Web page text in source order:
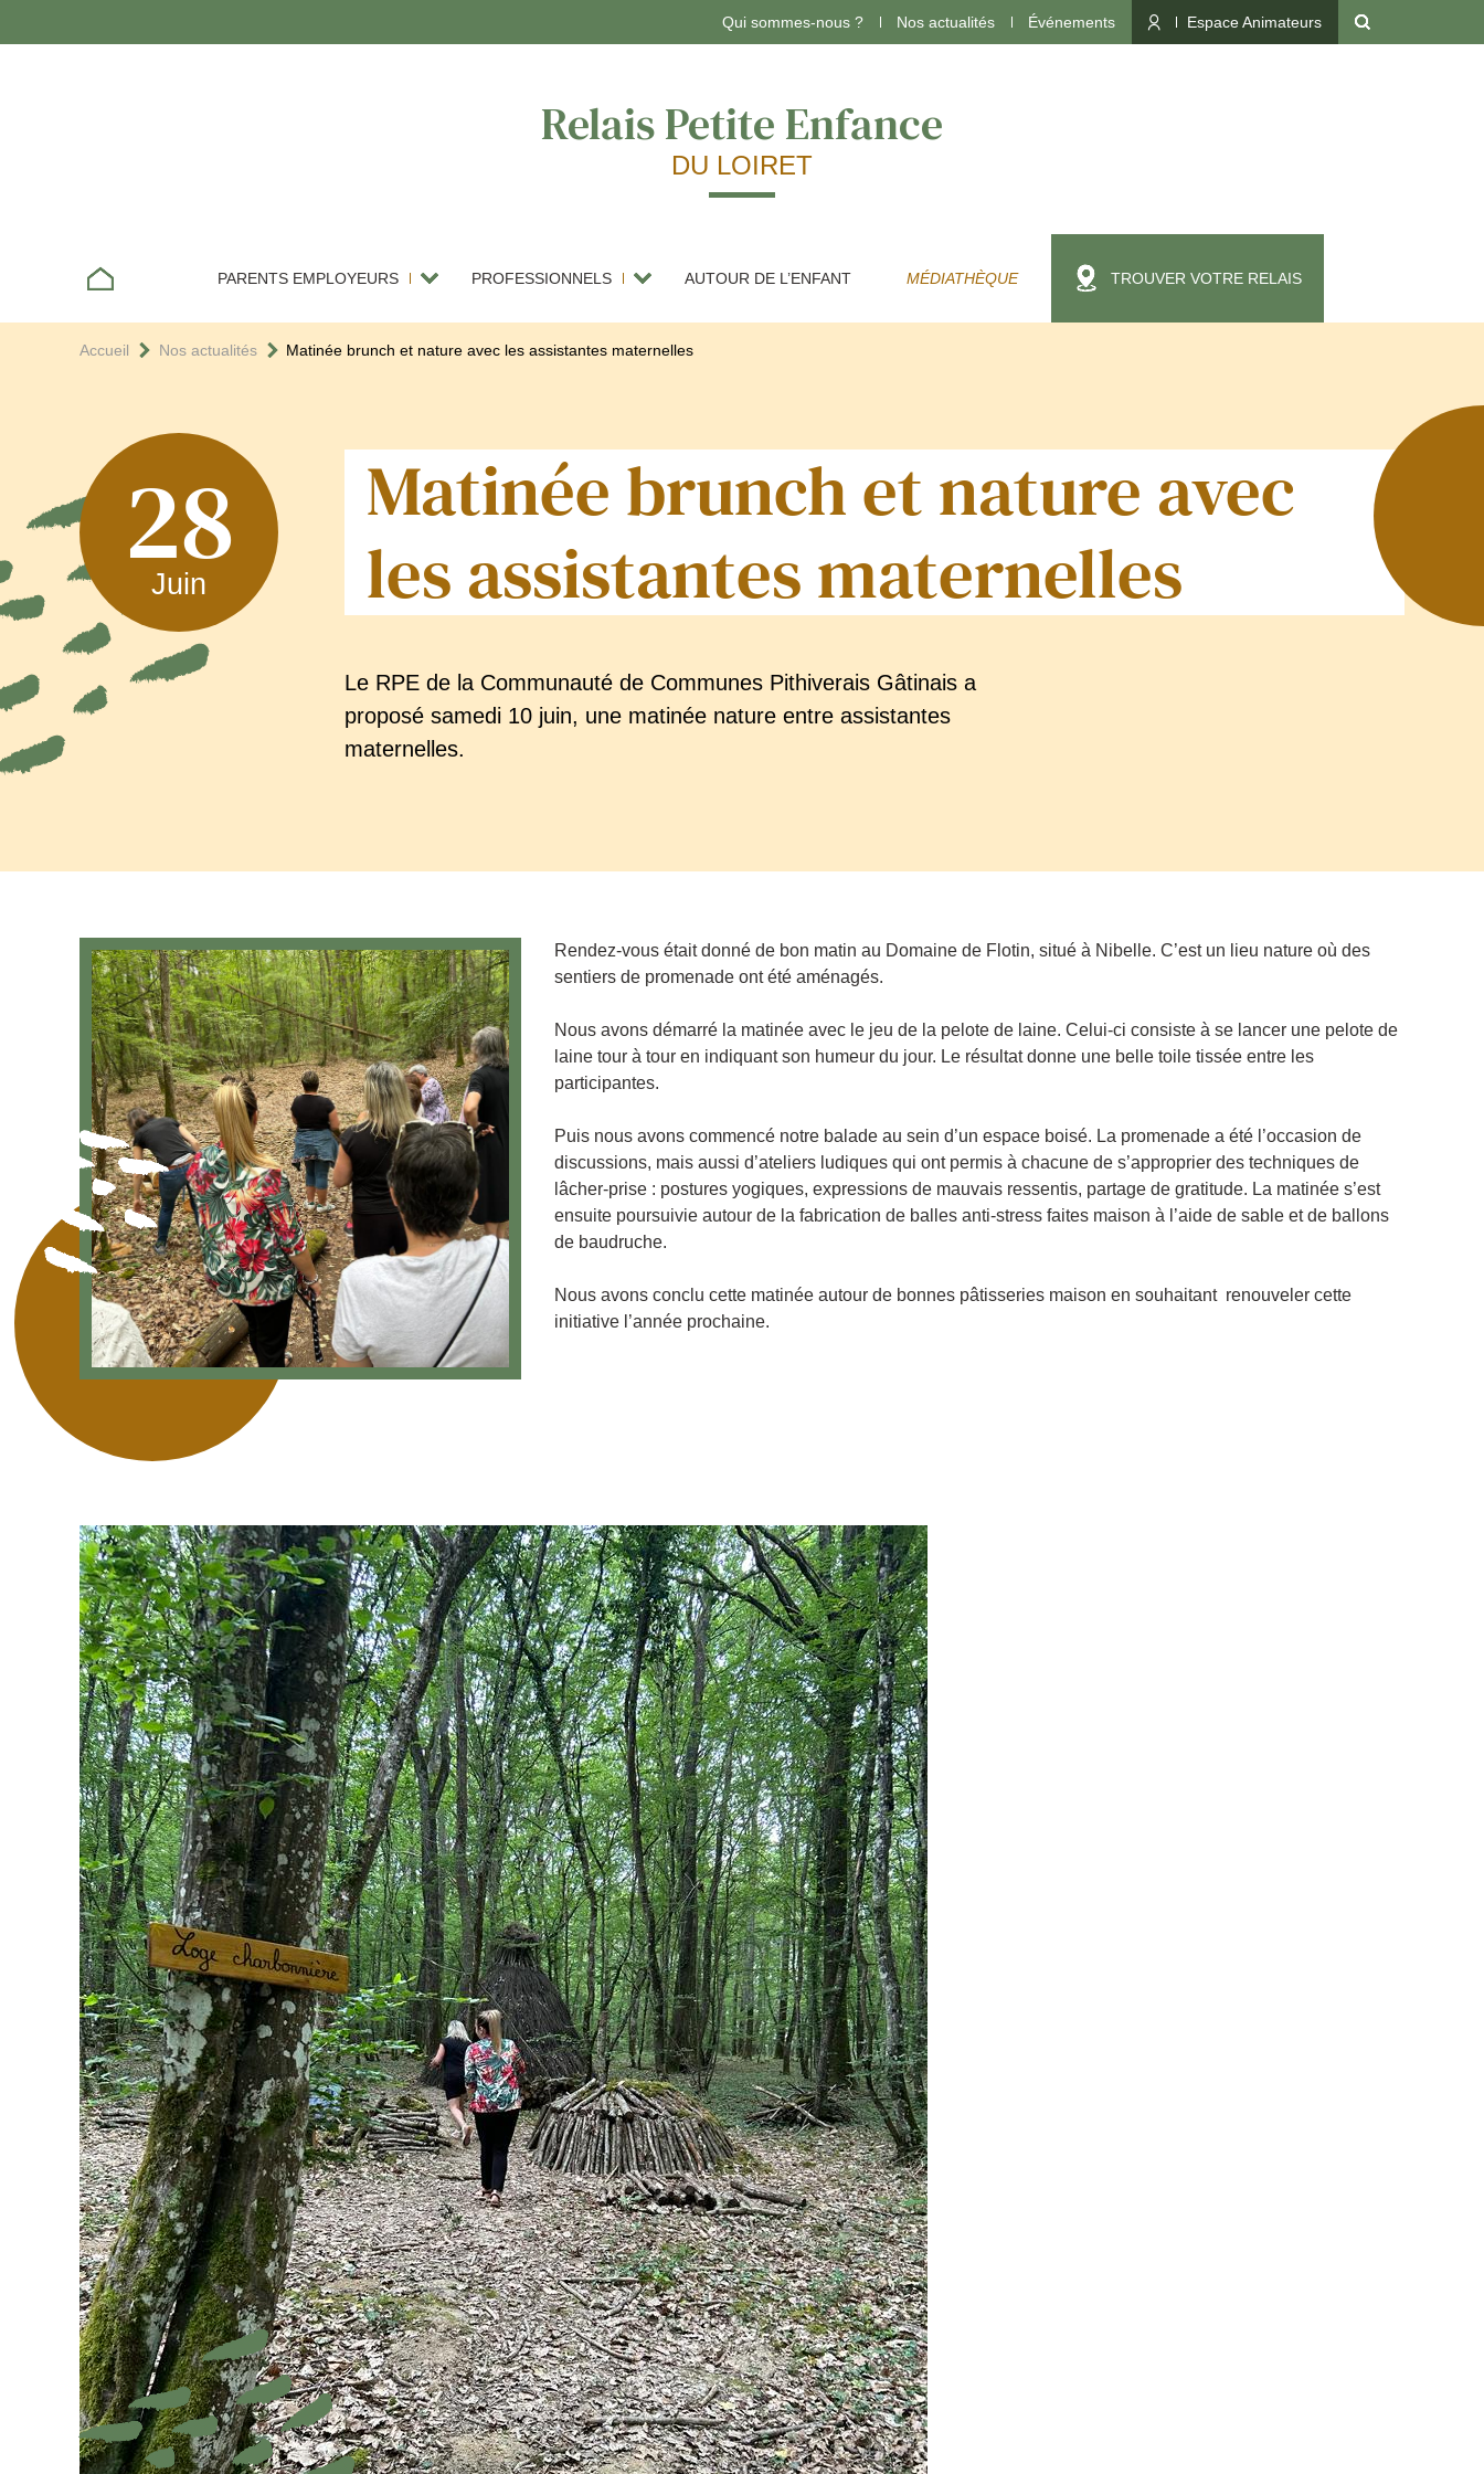
Qui sommes-nous ? Nos actualités Événements Espace Animateurs
Relais Petite Enfance
DU LOIRET
PARENTS EMPLOYEURS
D’un assistant maternel
PROFESSIONNELS
Assistants maternels
AUTOUR DE L’ENFANT MÉDIATHÈQUE TROUVER VOTRE RELAIS
Accueil Nos actualités Matinée brunch et nature avec les assistantes maternelles
28
Juin
Matinée brunch et nature avec
les assistantes maternelles
Le RPE de la Communauté de Communes Pithiverais Gâtinais a
proposé samedi 10 juin, une matinée nature entre assistantes
maternelles.
Rendez-vous était donné de bon matin au Domaine de Flotin, situé à Nibelle. C’est un lieu nature où des
sentiers de promenade ont été aménagés.
Nous avons démarré la matinée avec le jeu de la pelote de laine. Celui-ci consiste à se lancer une pelote de
laine tour à tour en indiquant son humeur du jour. Le résultat donne une belle toile tissée entre les
participantes.
Puis nous avons commencé notre balade au sein d’un espace boisé. La promenade a été l’occasion de
discussions, mais aussi d’ateliers ludiques qui ont permis à chacune de s’approprier des techniques de
lâcher-prise : postures yogiques, expressions de mauvais ressentis, partage de gratitude. La matinée s’est
ensuite poursuivie autour de la fabrication de balles anti-stress faites maison à l’aide de sable et de ballons
de baudruche.
Nous avons conclu cette matinée autour de bonnes pâtisseries maison en souhaitant renouveler cette
initiative l’année prochaine.